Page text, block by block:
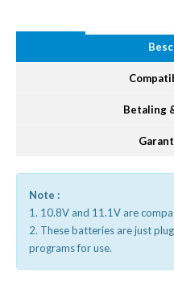
Betaling
Note :
1. 10.8V and 11.1V are
2. These batteries are just
programs for use.